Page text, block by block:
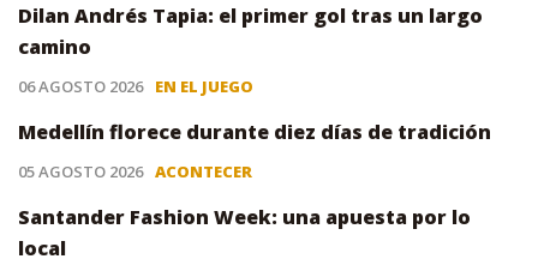
Dilan Andrés Tapia: el primer gol tras un largo
camino
06 AGOSTO 2026 EN EL JUEGO
Medellín florece durante diez días de tradición
05 AGOSTO 2026 ACONTECER
Santander Fashion Week: una apuesta por lo
local